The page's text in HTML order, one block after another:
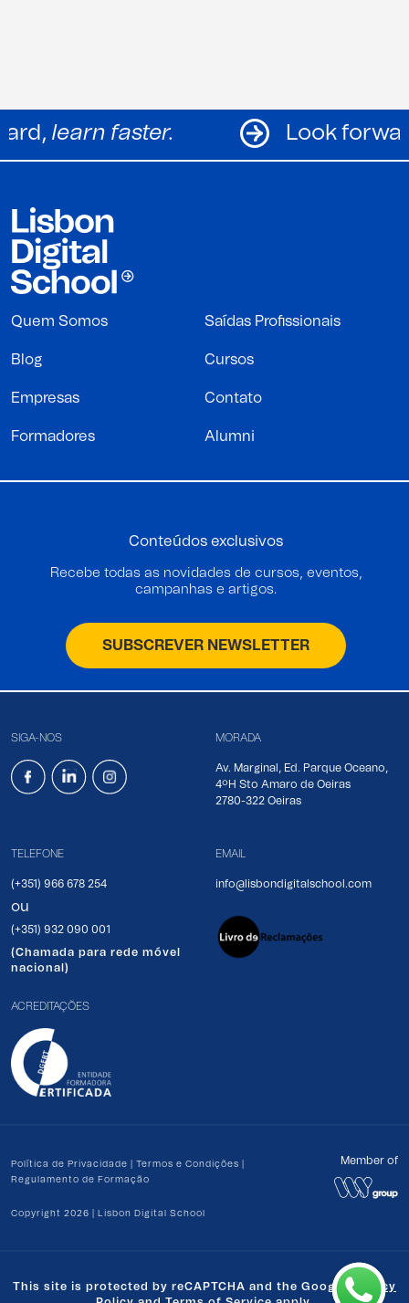
forward, learn faster. Look
Quem Somos Saídas Profissionais
Blog Cursos
Empresas Contato
Formadores Alumni
Conteúdos exclusivos
Recebe todas as novidades de cursos, eventos,
campanhas e artigos.
SUBSCREVER NEWSLETTER
SIGA-NOS MORADA
Av. Marginal, Ed. Parque Oceano,
4ºH Sto Amaro de Oeiras
2780-322 Oeiras
TELEFONE
(+351) 966 678 254
ou
(+351) 932 090 001
(Chamada para rede móvel
nacional)
EMAIL
info@lisbondigitalschool.com
ACREDITAÇÕES
Política de Privacidade Termos e Condições
Regulamento de Formação
Copyright 2026 | Lisbon Digital School
Member of
This site is protected by reCAPTCHA and the Google Privacy